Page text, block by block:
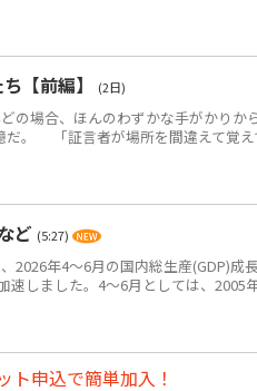
【前編】 (2日)
の場合、ほんのわずかな手がかりか
だ。 「証言者が場所を間違えて覚え
ど (5:27)
2026年4～6月の国内総生産(GDP)成
速しました。4～6月としては、2005
申込で簡単加入！